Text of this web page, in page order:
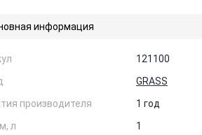
информация
121100
GRASS
производителя
1 год
л
1